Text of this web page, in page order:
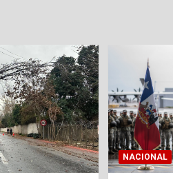
NACIONAL